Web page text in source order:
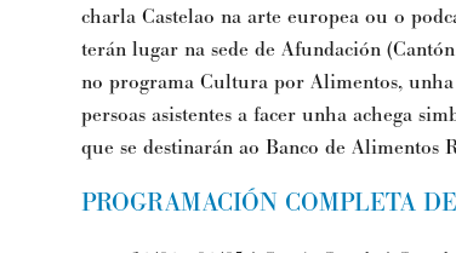
charla Castelao na arte europea ou o
terán lugar na sede de Afundación
no programa Cultura por Alimentos,
persoas asistentes a facer unha achega
que se destinarán ao Banco de Alimentos
PROGRAMACIÓN COMPLETA